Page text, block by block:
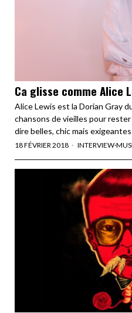
Ca glisse comme Alice
Alice Lewis est la Dorian Gray
chansons de vieilles pour
dire belles, chic mais
18 FÉVRIER 2018 INTERVIEW·